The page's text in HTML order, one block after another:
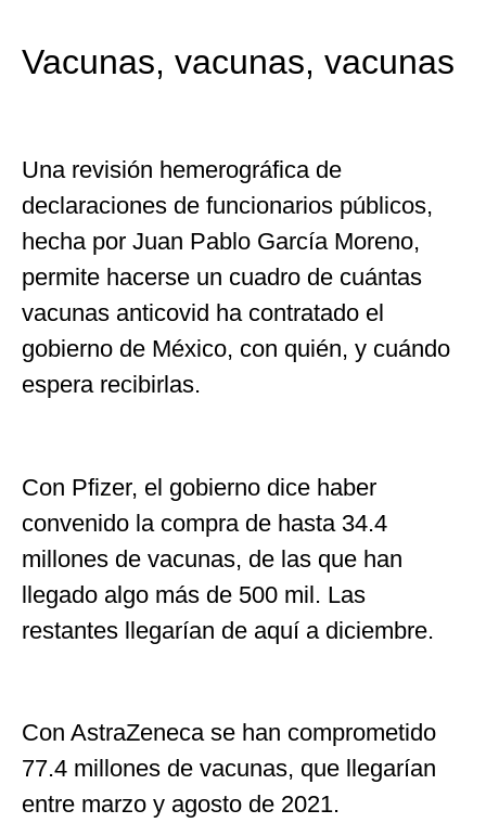
Vacunas, vacunas, vacunas
Una revisión hemerográfica de
declaraciones de funcionarios públicos,
hecha por Juan Pablo García Moreno,
permite hacerse un cuadro de cuántas
vacunas anticovid ha contratado el
gobierno de México, con quién, y cuándo
espera recibirlas.
Con Pfizer, el gobierno dice haber
convenido la compra de hasta 34.4
millones de vacunas, de las que han
llegado algo más de 500 mil. Las
restantes llegarían de aquí a diciembre.
Con AstraZeneca se han comprometido
77.4 millones de vacunas, que llegarían
entre marzo y agosto de 2021.